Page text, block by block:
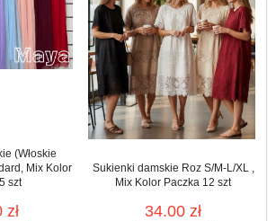
(Włoskie
Mix Kolor
szt
zł
Sukienki damskie Roz S/M-L/XL ,
Mix Kolor Paczka 12 szt
34.00 zł